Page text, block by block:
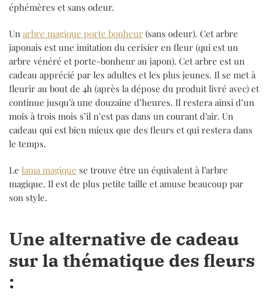
éphémères et sans odeur.
Un arbre magique porte bonheur (sans odeur). Cet arbre
japonais est une imitation du cerisier en fleur (qui est un
arbre vénéré et porte-bonheur au japon). Cet arbre est un
cadeau apprécié par les adultes et les plus jeunes. Il se met à
fleurir au bout de 4h (après la dépose du produit livré avec) et
continue jusqu’à une douzaine d’heures. Il restera ainsi d’un
mois à trois mois s’il n’est pas dans un courant d’air. Un
cadeau qui est bien mieux que des fleurs et qui restera dans
le temps.
Le lama magique se trouve être un équivalent à l’arbre
magique. Il est de plus petite taille et amuse beaucoup par
son style.
Une alternative de cadeau
sur la thématique des fleurs
: